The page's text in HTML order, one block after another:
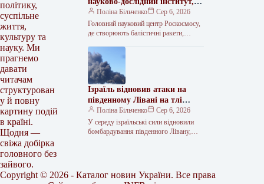
політику,
суспільне
життя,
культуру та
науку. Ми
прагнемо
давати
читачам
структурован
у й повну
картину подій
в країні.
Щодня —
свіжа добірка
головного без
зайвого.
створюють балістичні ракети.
Поліна Більченко
Сер 6, 2026
Головний науковий центр Роскосмосу,
де створюють балістичні ракети,
серпня. Про це інформує Телеграм-
канал ASTRA, передає…
Ізраїль відновив атаки на
південному Лівані на тлі
обговорень щодо перемир’я
Поліна Більченко
Сер 6, 2026
У середу ізраїльські сили відновили
бомбардування південного Лівану,
Copyright © 2026 - Каталог новин України. Все права